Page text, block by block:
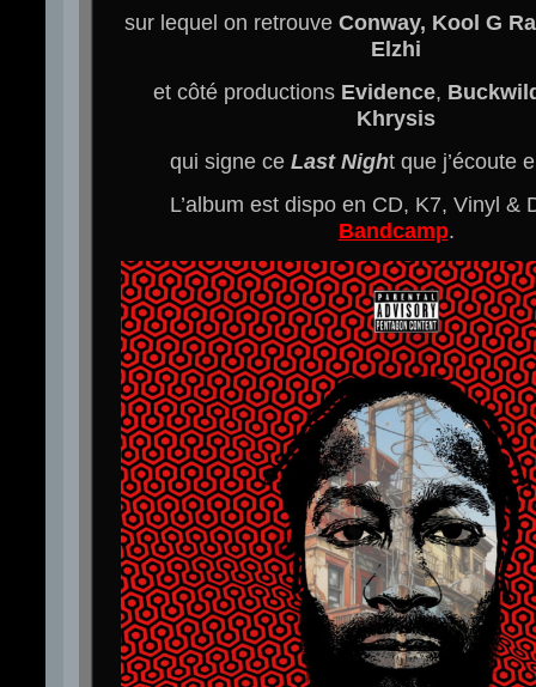
sur lequel on retrouve Conway, Kool G
Elzhi
et côté productions Evidence,
Khrysis
qui signe ce Last Night que j’écoute
L’album est dispo en CD, K7, Vinyl &
Bandcamp.